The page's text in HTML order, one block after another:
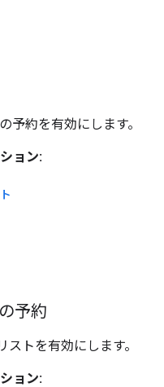
予約を有効にします。
ョン:
予約
トを有効にします。
ョン: